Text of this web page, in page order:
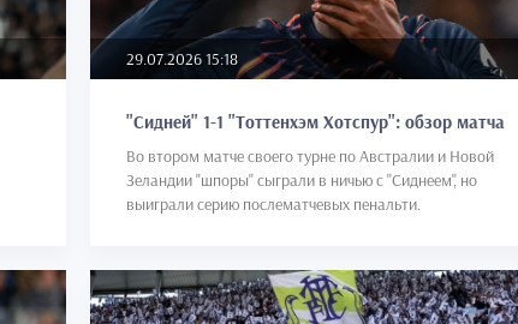
29.07.2026 15:18
"Сидней" 1-1 "Тоттенхэм Хотспур": обзор матча
Во втором матче своего турне по Австралии и Новой
Зеландии "шпоры" сыграли в ничью с "Сиднеем", но
выиграли серию послематчевых пенальти.